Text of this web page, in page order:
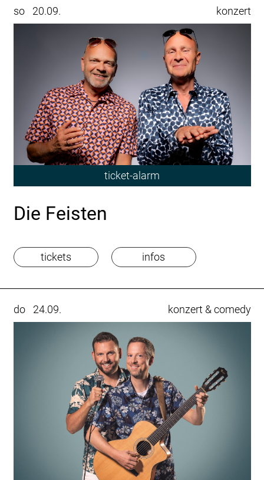
so 20.09. konzert
ticket-alarm
Die Feisten
tickets infos
do 24.09. konzert & comedy